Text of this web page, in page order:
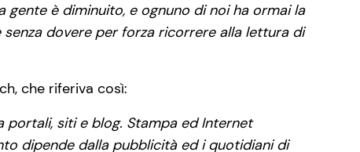
è diminuito, e ognuno di noi ha ormai la
dovere per forza ricorrere alla lettura di
che riferiva così:
portali, siti e blog. Stampa ed Internet
dipende dalla pubblicità ed i quotidiani di